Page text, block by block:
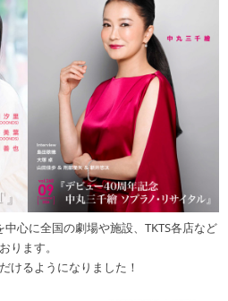
心に全国の劇場や施設、TKTS各店など
ります。
けるようになりました！